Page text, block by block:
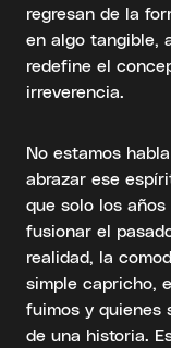
regresan de la
en algo tangible,
redefine el
irreverencia.
No estamos
abrazar ese
que solo los
fusionar el
realidad, la
simple capricho,
fuimos y quienes
de una historia.